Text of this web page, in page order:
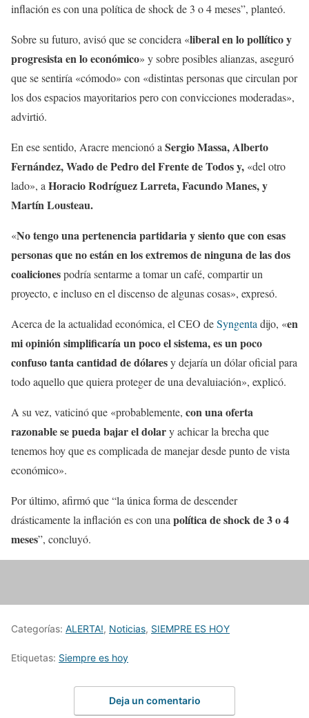
inflación es con una política de shock de 3 o 4 meses”, planteó.
Sobre su futuro, avisó que se concidera «liberal en lo pollítico y
progresista en lo económico» y sobre posibles alianzas, aseguró
que se sentiría «cómodo» con «distintas personas que circulan por
los dos espacios mayoritarios pero con convicciones moderadas»,
advirtió.
En ese sentido, Aracre mencionó a Sergio Massa, Alberto
Fernández, Wado de Pedro del Frente de Todos y, «del otro
lado», a Horacio Rodríguez Larreta, Facundo Manes, y
Martín Lousteau.
«No tengo una pertenencia partidaria y siento que con esas
personas que no están en los extremos de ninguna de las dos
coalicionespodría sentarme a tomar un café, compartir un
proyecto, e incluso en el discenso de algunas cosas», expresó.
Acerca de la actualidad económica, el CEO deSyngenta dijo, «en
mi opinión simplificaría un poco el sistema, es un poco
confuso tanta cantidad de dólaresy dejaría un dólar oficial para
todo aquello que quiera proteger de una devaluiación», explicó.
A su vez, vaticinó que «probablemente, con una oferta
razonable se pueda bajar el dolary achicar la brecha que
tenemos hoy que es complicada de manejar desde punto de vista
económico».
Por último, afirmó que “la única forma de descender
drásticamente la inflación es con una política de shock de 3 o 4
meses”, concluyó.
Categorías: ALERTA!, Noticias, SIEMPRE ES HOY
Etiquetas: Siempre es hoy
Deja un comentario